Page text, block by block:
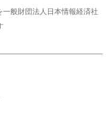
般財団法人日本情報経済社